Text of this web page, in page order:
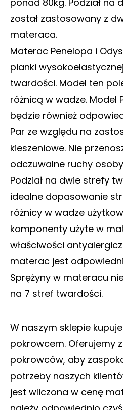
został zastosowany z
materaca.
Materac Penelopa i
pianki
twardości. Model ten
różnicą w wadze. Model
będzie również
Par ze względu na
kieszeniowe. Nie
odczuwalne ruchy
Podział na dwie strefy
idealne dopasowanie
różnicy w wadze
komponenty użyte w
właściwości
materac jest
Sprężyny w materacu
na 7 stref twardości.
W naszym sklepie
pokrowcem. Oferujemy
pokrowców, aby
potrzeby naszych
jest wliczona w cenę